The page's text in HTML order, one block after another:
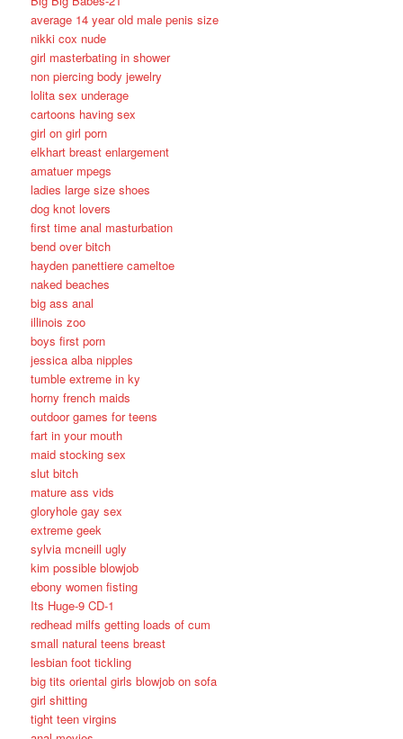
average 14 year old male penis size
nikki cox nude
girl masterbating in shower
non piercing body jewelry
lolita sex underage
cartoons having sex
girl on girl porn
elkhart breast enlargement
amatuer mpegs
ladies large size shoes
dog knot lovers
first time anal masturbation
bend over bitch
hayden panettiere cameltoe
naked beaches
big ass anal
illinois zoo
boys first porn
jessica alba nipples
tumble extreme in ky
horny french maids
outdoor games for teens
fart in your mouth
maid stocking sex
slut bitch
mature ass vids
gloryhole gay sex
extreme geek
sylvia mcneill ugly
kim possible blowjob
ebony women fisting
Its Huge-9 CD-1
redhead milfs getting loads of cum
small natural teens breast
lesbian foot tickling
big tits oriental girls blowjob on sofa
girl shitting
tight teen virgins